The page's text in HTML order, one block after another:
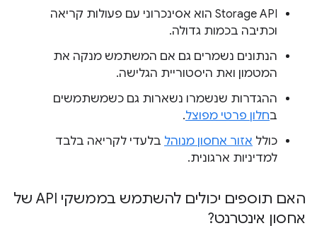
‫Storage API הוא אסינכרוני עם פעולות קריאה
וכתיבה בכמות גדולה.
הנתונים נשמרים גם אם המשתמש מנקה את
המטמון ואת היסטוריית הגלישה.
ההגדרות שנשמרו נשארות גם כשמשתמשים
בחלון פרטי מפוצל.
כולל אזור אחסון מנוהל בלעדי לקריאה בלבד
למדיניות ארגונית.
האם תוספים יכולים להשתמש בממשקי API של
אחסון אינטרנט?